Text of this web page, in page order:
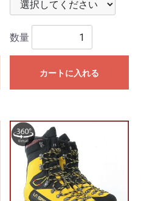
数量
カートに入れる